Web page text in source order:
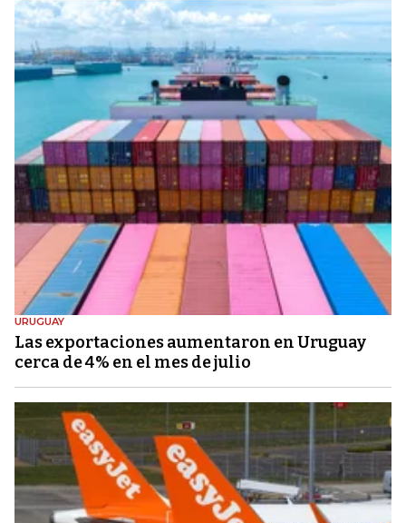
URUGUAY
Las exportaciones aumentaron en Uruguay
cerca de 4% en el mes de julio